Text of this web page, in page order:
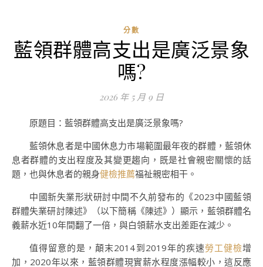
分數
藍領群體高支出是廣泛景象
嗎?
2026 年 5 月 9 日
原題目：藍領群體高支出是廣泛景象嗎?
藍領休息者是中國休息力市場範圍最年夜的群體，藍領休
息者群體的支出程度及其變更趨向，既是社會親密關懷的話
題，也與休息者的親身健檢推薦福祉親密相干。
中國新失業形狀研討中間不久前發布的《2023中國藍領
群體失業研討陳述》（以下簡稱《陳述》）顯示，藍領群體名
義薪水近10年間翻了一倍，與白領薪水支出差距在減少。
值得留意的是，顛末2014到2019年的疾速勞工健檢增
加，2020年以來，藍領群體現實薪水程度漲幅較小，這反應